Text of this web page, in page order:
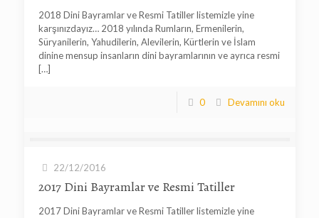
2018 Dini Bayramlar ve Resmi Tatiller listemizle yine
karşınızdayız… 2018 yılında Rumların, Ermenilerin,
Süryanilerin, Yahudilerin, Alevilerin, Kürtlerin ve İslam
dinine mensup insanların dini bayramlarının ve ayrıca resmi
[…]
0 Devamını oku
22/12/2016
2017 Dini Bayramlar ve Resmi Tatiller
2017 Dini Bayramlar ve Resmi Tatiller listemizle yine